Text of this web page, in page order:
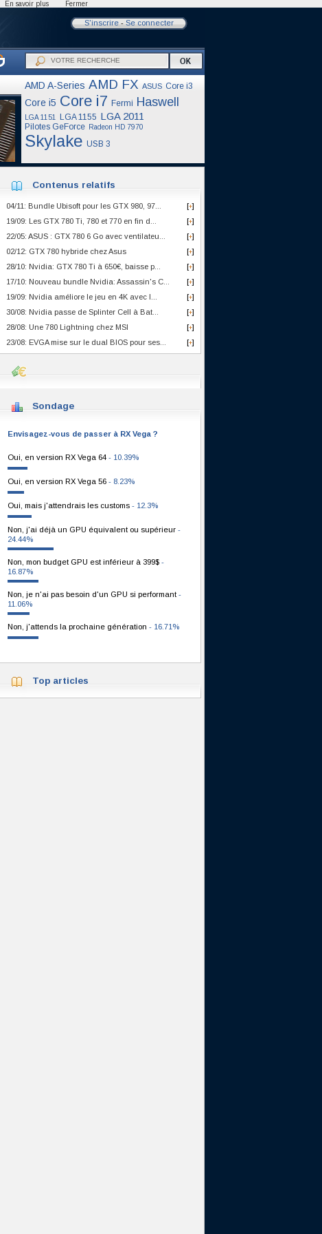
S'inscrire- Se connecter
AMD A-Series AMD FX ASUS Core i3
Core i5 Core i7 Fermi Haswell
LGA 1151 LGA 1155 LGA 2011
Pilotes GeForce Radeon HD 7970
Skylake USB 3
Contenus relatifs
[+]
04/11: Bundle Ubisoft pour les GTX 980, 97...
[+]
19/09: Les GTX 780 Ti, 780 et 770 en fin d...
[+]
22/05: ASUS : GTX 780 6 Go avec ventilateu...
[+]
02/12: GTX 780 hybride chez Asus
[+]
28/10: Nvidia: GTX 780 Ti à 650€, baisse p...
[+]
17/10: Nouveau bundle Nvidia: Assassin's C...
[+]
19/09: Nvidia améliore le jeu en 4K avec l...
[+]
30/08: Nvidia passe de Splinter Cell à Bat...
[+]
28/08: Une 780 Lightning chez MSI
[+]
23/08: EVGA mise sur le dual BIOS pour ses...
Sondage
Envisagez-vous de passer à RX Vega ?
Oui, en version RX Vega 64 - 10.39%
Oui, en version RX Vega 56 - 8.23%
Oui, mais j'attendrais les customs - 12.3%
Non, j'ai déjà un GPU équivalent ou supérieur -
24.44%
Non, mon budget GPU est inférieur à 399$ -
16.87%
Non, je n'ai pas besoin d'un GPU si performant -
11.06%
Non, j'attends la prochaine génération - 16.71%
Top articles
En savoir plus Fermer